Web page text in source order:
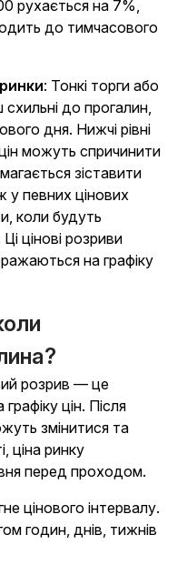
рухається на 7%,
до тимчасового
: Тонкі торги або
схильні до прогалин,
дня. Нижчі рівні
можуть спричинити
зіставити
у певних цінових
коли будуть
Ці цінові розриви
на графіку
розрив — це
цін. Після
змінитися та
ціна ринку
перед проходом.
цінового інтервалу.
годин, днів, тижнів